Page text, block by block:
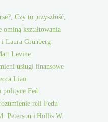
Czy to przyszłość,
kształtowania
i Laura Grünberg
Levine
usługi finansowe
Liao
polityce Fed
roli Fedu
Peterson i Hollis W.